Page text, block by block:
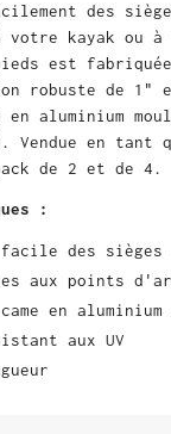
des
votre kayak ou à
est
robuste de 1"
en aluminium
Vendue en tant
de 2 et de
:
des sièges
aux points
en aluminium
aux UV